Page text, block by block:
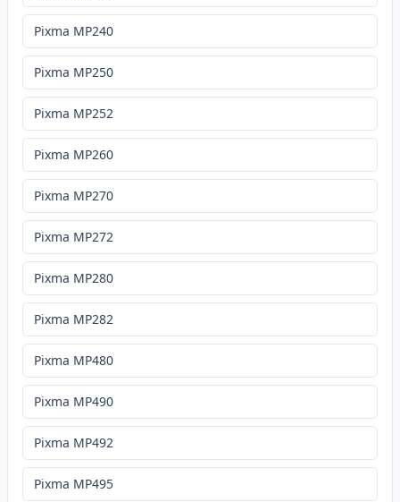
Pixma MP240
Pixma MP250
Pixma MP252
Pixma MP260
Pixma MP270
Pixma MP272
Pixma MP280
Pixma MP282
Pixma MP480
Pixma MP490
Pixma MP492
Pixma MP495